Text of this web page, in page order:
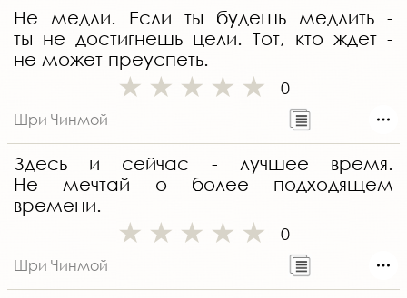
Не медли. Если ты будешь медлить -
ты не достигнешь цели. Тот, кто ждет -
не может преуспеть.
0
Шри Чинмой
Здесь и сейчас - лучшее время.
Не мечтай о более подходящем
времени.
0
Шри Чинмой